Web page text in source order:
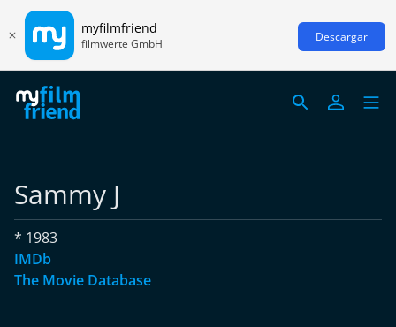
myfilmfriend
filmwerte GmbH Descargar
Sammy J
* 1983
IMDb
The Movie Database